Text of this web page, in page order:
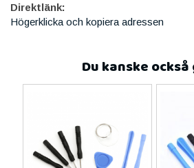
Direktlänk:
Högerklicka och kopiera adressen
Du kanske